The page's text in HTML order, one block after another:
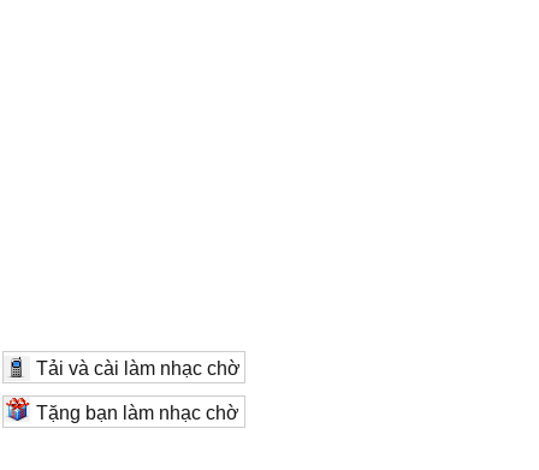
Tải và cài làm nhạc chờ
Tặng bạn làm nhạc chờ